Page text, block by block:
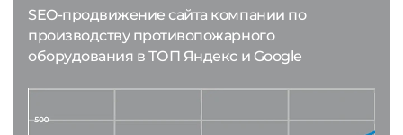
SEO-продвижение сайта компании по
производству противопожарного
оборудования в ТОП Яндекс и Google